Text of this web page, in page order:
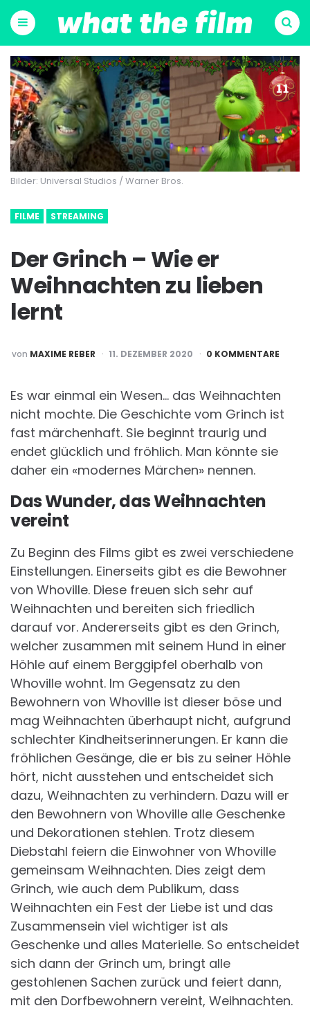
Menu Suchen
Bilder: Universal Studios / Warner Bros.
FILME STREAMING
Der Grinch – Wie er
Weihnachten zu lieben
lernt
POSTED
BY
von MAXIME REBER 11. DEZEMBER 2020 0 KOMMENTARE
Es war einmal ein Wesen… das Weihnachten
nicht mochte. Die Geschichte vom Grinch ist
fast märchenhaft. Sie beginnt traurig und
endet glücklich und fröhlich. Man könnte sie
daher ein «modernes Märchen» nennen.
Das Wunder, das Weihnachten
vereint
Zu Beginn des Films gibt es zwei verschiedene
Einstellungen. Einerseits gibt es die Bewohner
von Whoville. Diese freuen sich sehr auf
Weihnachten und bereiten sich friedlich
darauf vor. Andererseits gibt es den Grinch,
welcher zusammen mit seinem Hund in einer
Höhle auf einem Berggipfel oberhalb von
Whoville wohnt. Im Gegensatz zu den
Bewohnern von Whoville ist dieser böse und
mag Weihnachten überhaupt nicht, aufgrund
schlechter Kindheitserinnerungen. Er kann die
fröhlichen Gesänge, die er bis zu seiner Höhle
hört, nicht ausstehen und entscheidet sich
dazu, Weihnachten zu verhindern. Dazu will er
den Bewohnern von Whoville alle Geschenke
und Dekorationen stehlen. Trotz diesem
Diebstahl feiern die Einwohner von Whoville
gemeinsam Weihnachten. Dies zeigt dem
Grinch, wie auch dem Publikum, dass
Weihnachten ein Fest der Liebe ist und das
Zusammensein viel wichtiger ist als
Geschenke und alles Materielle. So entscheidet
sich dann der Grinch um, bringt alle
gestohlenen Sachen zurück und feiert dann,
mit den Dorfbewohnern vereint, Weihnachten.